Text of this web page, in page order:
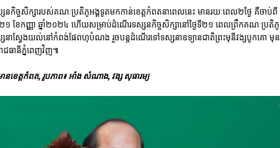
នកិច្ចសិក្សារបស់គណៈប្រតិភូអង្គទូតមកកាន់ខេត្តកំពតនាពេលនេះ មានរយៈពេល២ថ្ងៃ គឺចាប់ពី
២១ ខែកញ្ញា ឆ្នាំ២០២៤ ហើយសម្រាប់ដំណើរទស្សនកិច្ចសិក្សានៅថ្ងៃទី២១ ពេលព្រឹកគណៈប្រតិភូ
នាស្វែងយល់នៅកំពង់ផែពហុបំណង រួចបន្តដំណើរទៅទស្សនាឧទ្យានជាតិព្រះមុនីវង្សបូកគោ មុន
ជធានីភ្នំពេញវិញ៕
ានខេត្តកំពត, រូបភាព៖ អាំង សំណាង, វង្ស សុធារម្យ